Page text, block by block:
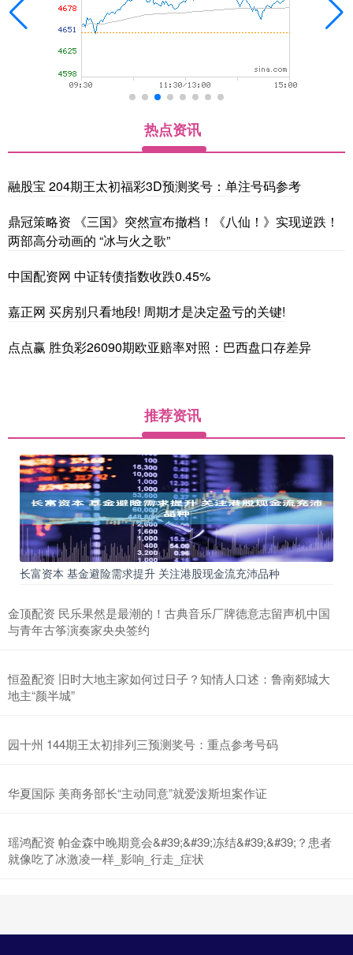
热点资讯
融股宝 204期王太初福彩3D预测奖号：单注号码参考
鼎冠策略资 《三国》突然宣布撤档！《八仙！》实现逆跌！
两部高分动画的 “冰与火之歌”
中国配资网 中证转债指数收跌0.45%
嘉正网 买房别只看地段! 周期才是决定盈亏的关键!
点点赢 胜负彩26090期欧亚赔率对照：巴西盘口存差异
推荐资讯
长富资本 基金避险需求提升 关注港股现金流充沛品种
金顶配资 民乐果然是最潮的！古典音乐厂牌德意志留声机中国
与青年古筝演奏家央央签约
恒盈配资 旧时大地主家如何过日子？知情人口述：鲁南郯城大
地主“颜半城”
园十州 144期王太初排列三预测奖号：重点参考号码
华夏国际 美商务部长“主动同意”就爱泼斯坦案作证
瑶鸿配资 帕金森中晚期竟会&#39;&#39;冻结&#39;&#39;？患者
就像吃了冰激凌一样_影响_行走_症状